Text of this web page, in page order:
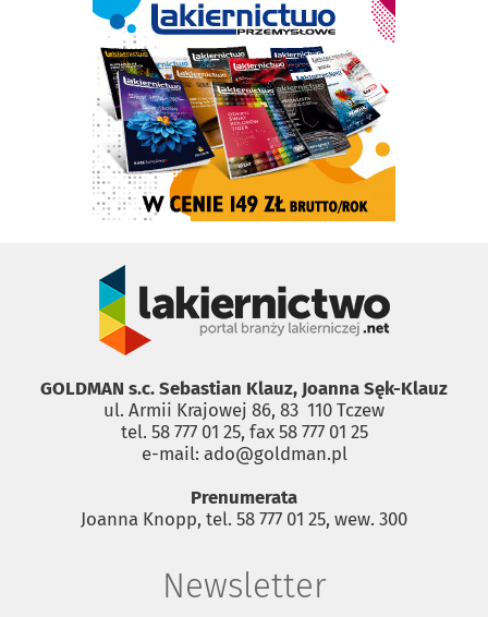
GOLDMAN s.c. Sebastian Klauz, Joanna Sęk-Klauz
ul. Armii Krajowej 86, 83 ­ 110 Tczew
tel. 58 777 01 25, fax 58 777 01 25
e-mail: ado@goldman.pl
Prenumerata
Joanna Knopp, tel. 58 777 01 25, wew. 300
Newsletter